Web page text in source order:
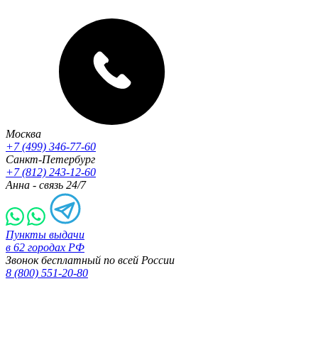
Москва
+7 (499) 346-77-60
Санкт-Петербург
+7 (812) 243-12-60
Анна - связь 24/7
Пункты выдачи
в 62 городах РФ
Звонок бесплатный по всей России
8 (800) 551-20-80